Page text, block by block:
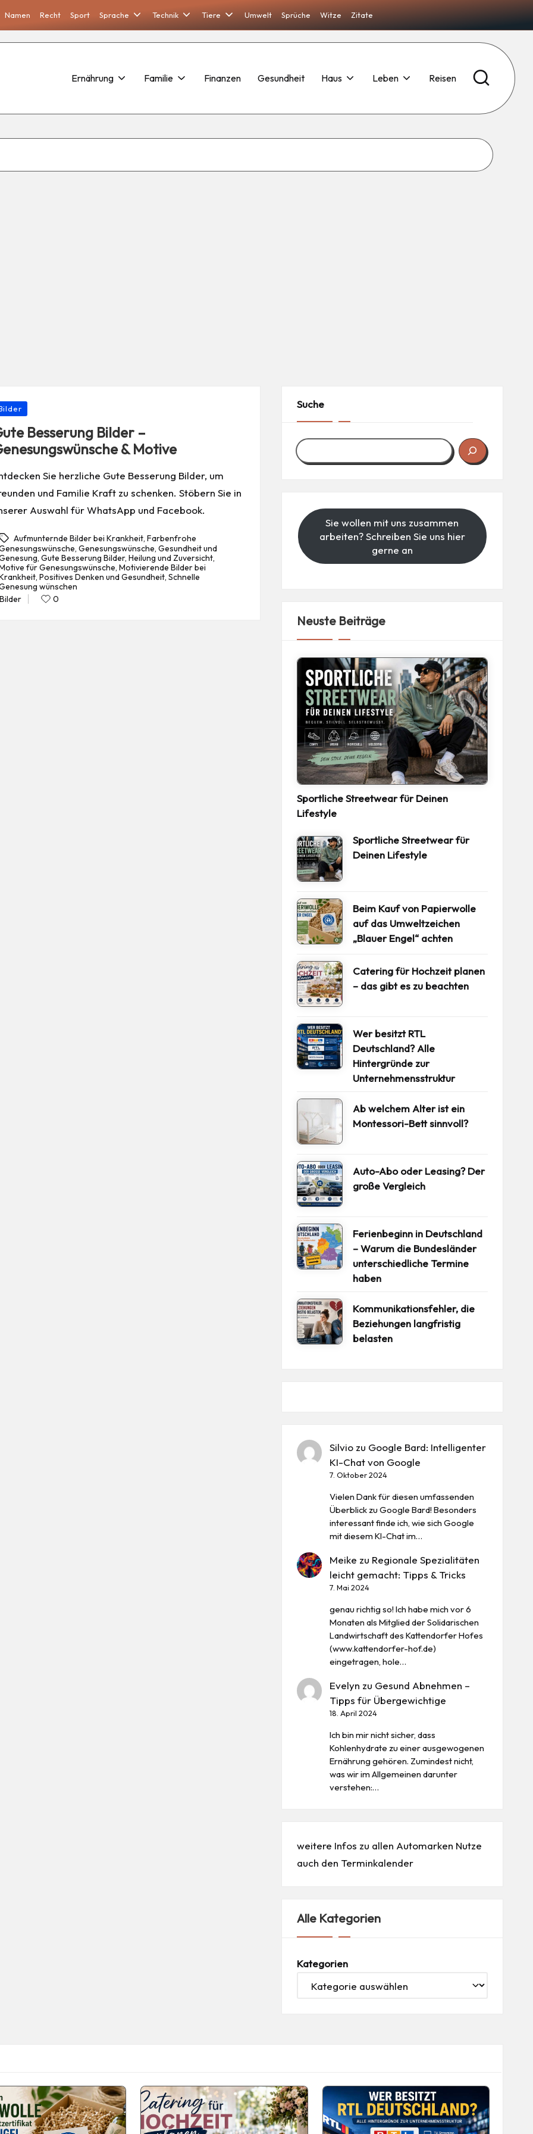
Namen Recht Sport Sprache Technik Tiere Umwelt Sprüche Witze Zitate
Ernährung Familie Finanzen Gesundheit Haus Leben Reisen
Besserung Bilder –
& Motive
Sie herzliche Gute Besserung Bilder, um
und Familie Kraft zu schenken. Stöbern Sie in
Auswahl für WhatsApp und Facebook.
Aufmunternde Bilder bei Krankheit,Farbenfrohe
, Genesungswünsche, Gesundheit und
, Gute Besserung Bilder, Heilung und Zuversicht,
für Genesungswünsche, Motivierende Bilder bei
, Positives Denken und Gesundheit, Schnelle
wünschen
0
Suche
Sie wollen mit uns zusammen
arbeiten? Schreiben Sie uns hier
gerne an
Neuste Beiträge
Sportliche Streetwear für Deinen
Lifestyle
Sportliche Streetwear für
Deinen Lifestyle
Beim Kauf von Papierwolle
auf das Umweltzeichen
„Blauer Engel“ achten
Catering für Hochzeit planen
– das gibt es zu beachten
Wer besitzt RTL
Deutschland? Alle
Hintergründe zur
Unternehmensstruktur
Ab welchem Alter ist ein
Montessori-Bett sinnvoll?
Auto-Abo oder Leasing? Der
große Vergleich
Ferienbeginn in Deutschland
– Warum die Bundesländer
unterschiedliche Termine
haben
Kommunikationsfehler, die
Beziehungen langfristig
belasten
Silvio zu Google Bard: Intelligenter
KI-Chat von Google
7. Oktober 2024
Vielen Dank für diesen umfassenden
Überblick zu Google Bard! Besonders
interessant finde ich, wie sich Google
mit diesem KI-Chat im…
Meike zu Regionale Spezialitäten
leicht gemacht: Tipps & Tricks
7. Mai 2024
genau richtig so! Ich habe mich vor 6
Monaten als Mitglied der Solidarischen
Landwirtschaft des Kattendorfer Hofes
(www.kattendorfer-hof.de)
eingetragen, hole…
Evelyn zu Gesund Abnehmen –
Tipps für Übergewichtige
18. April 2024
Ich bin mir nicht sicher, dass
Kohlenhydrate zu einer ausgewogenen
Ernährung gehören. Zumindest nicht,
was wir im Allgemeinen darunter
verstehen:…
weitere Infos zu allen Automarken Nutze
auch den Terminkalender
Alle Kategorien
Kategorien